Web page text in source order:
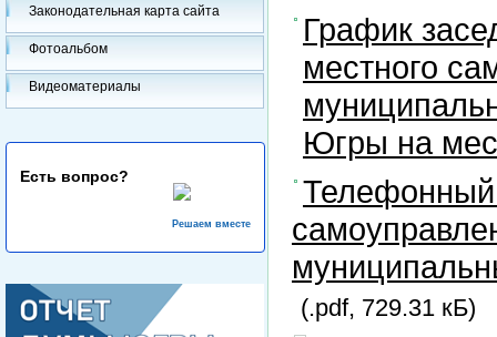
Законодательная карта сайта
Фотоальбом
Видеоматериалы
Есть вопрос?
Решаем вместе
График
местного
Югры на
Телефонный
(.pdf, 729.31 кБ)